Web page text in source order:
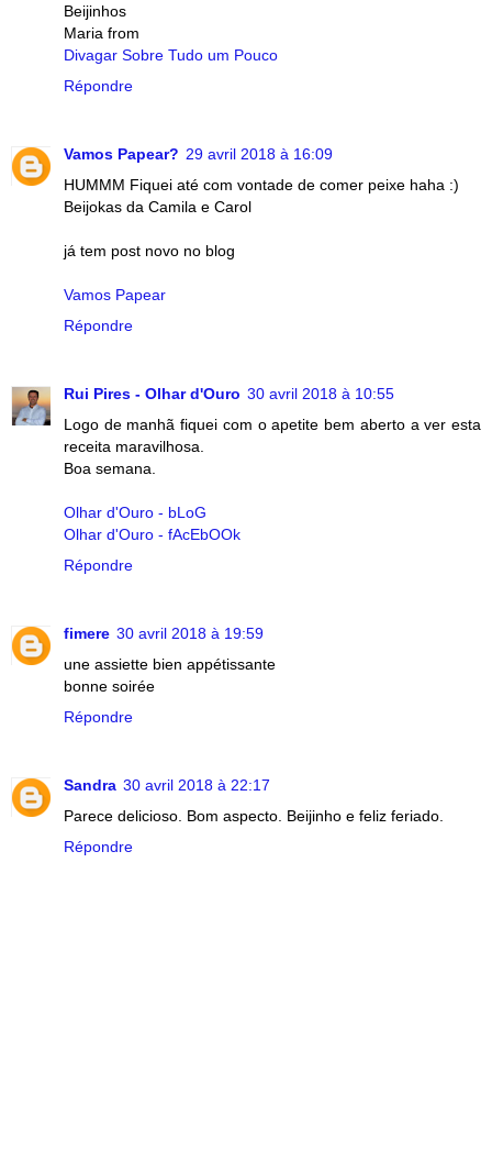
Beijinhos
Maria from
Divagar Sobre Tudo um Pouco
Répondre
Vamos Papear? 29 avril 2018 à 16:09
HUMMM Fiquei até com vontade de comer peixe haha :)
Beijokas da Camila e Carol
já tem post novo no blog
Vamos Papear
Répondre
Rui Pires - Olhar d'Ouro 30 avril 2018 à 10:55
Logo de manhã fiquei com o apetite bem aberto a ver esta
receita maravilhosa.
Boa semana.
Olhar d'Ouro - bLoG
Olhar d'Ouro - fAcEbOOk
Répondre
fimere 30 avril 2018 à 19:59
une assiette bien appétissante
bonne soirée
Répondre
Sandra 30 avril 2018 à 22:17
Parece delicioso. Bom aspecto. Beijinho e feliz feriado.
Répondre